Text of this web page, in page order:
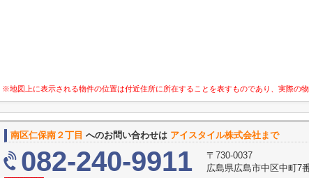
※地図上に表示される物件の位置は付近住所に所在することを表すものであり、実際の
南区仁保南２丁目 へのお問い合わせは アイスタイル株式会社まで
082-240-9911
〒730-0037
広島県広島市中区中町7